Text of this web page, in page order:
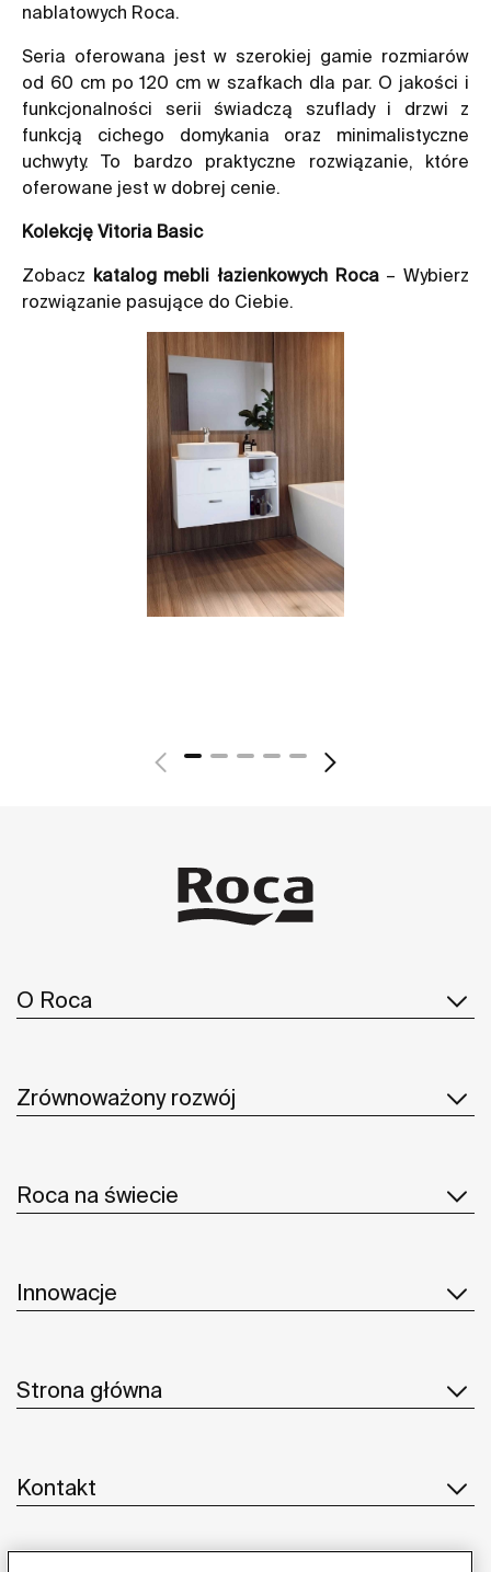
nablatowych Roca.
Seria oferowana jest w szerokiej gamie rozmiarów
od 60 cm po 120 cm w szafkach dla par. O jakości i
funkcjonalności serii świadczą szuflady i drzwi z
funkcją cichego domykania oraz minimalistyczne
uchwyty. To bardzo praktyczne rozwiązanie, które
oferowane jest w dobrej cenie.
Kolekcję Vitoria Basic
Zobacz katalog mebli łazienkowych Roca– Wybierz
rozwiązanie pasujące do Ciebie.
O Roca
Zrównoważony rozwój
Roca na świecie
Innowacje
Strona główna
Kontakt